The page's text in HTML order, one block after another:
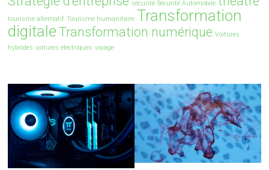
sécurité Sécurité Automobile
tourisme alternatif Tourisme humanitaire Transformation
digitale Transformation numérique Voitures
hybrides voitures électriques voyage